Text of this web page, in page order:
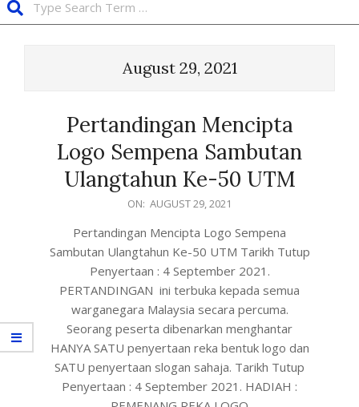
August 29, 2021
Pertandingan Mencipta
Logo Sempena Sambutan
Ulangtahun Ke-50 UTM
ON: AUGUST 29, 2021
Pertandingan Mencipta Logo Sempena
Sambutan Ulangtahun Ke-50 UTM Tarikh Tutup
Penyertaan : 4 September 2021.
PERTANDINGAN ini terbuka kepada semua
warganegara Malaysia secara percuma.
Seorang peserta dibenarkan menghantar
HANYA SATU penyertaan reka bentuk logo dan
SATU penyertaan slogan sahaja. Tarikh Tutup
Penyertaan : 4 September 2021. HADIAH :